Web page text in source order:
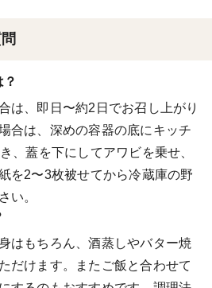
は、即日〜約2日でお召し上がり
合は、深めの容器の底にキッチ
、蓋を下にしてアワビを乗せ、
を2〜3枚被せてから冷蔵庫の野
い。
はもちろん、酒蒸しやバター焼
だけます。またご飯と合わせて